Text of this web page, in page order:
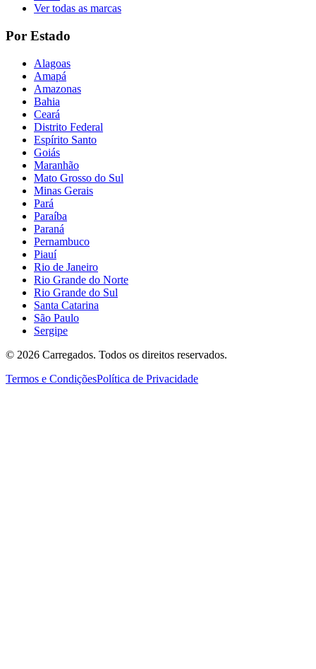
Ver todas as marcas
Por Estado
Alagoas
Amapá
Amazonas
Bahia
Ceará
Distrito Federal
Espírito Santo
Goiás
Maranhão
Mato Grosso do Sul
Minas Gerais
Pará
Paraíba
Paraná
Pernambuco
Piauí
Rio de Janeiro
Rio Grande do Norte
Rio Grande do Sul
Santa Catarina
São Paulo
Sergipe
© 2026 Carregados. Todos os direitos reservados.
Termos e CondiçõesPolítica de Privacidade